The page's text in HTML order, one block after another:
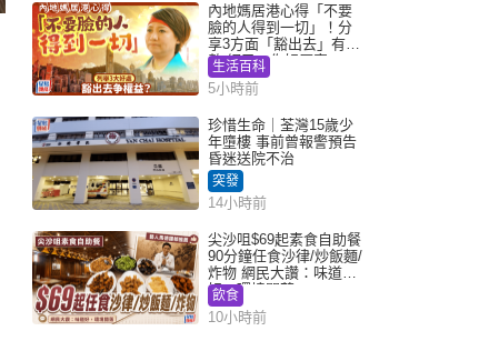
內地媽居港心得「不要
臉的人得到一切」！分
享3方面「豁出去」有著
數 網民：你好厲害
生活百科
5小時前
珍惜生命｜荃灣15歲少
年墮樓 事前曾報警預告
昏迷送院不治
突發
14小時前
尖沙咀$69起素食自助餐
90分鐘任食沙律/炒飯麵/
炸物 網民大讚：味道
好，環境闊落
飲食
10小時前